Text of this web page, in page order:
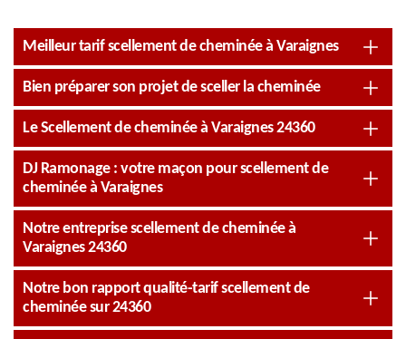
Meilleur tarif scellement de cheminée à Varaignes
Bien préparer son projet de sceller la cheminée
Le Scellement de cheminée à Varaignes 24360
DJ Ramonage : votre maçon pour scellement de
cheminée à Varaignes
Notre entreprise scellement de cheminée à
Varaignes 24360
Notre bon rapport qualité-tarif scellement de
cheminée sur 24360